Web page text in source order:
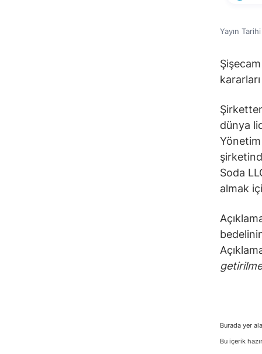
Yayın
kararları
dünya
Yönetim
Soda
almak
Burada yer
Bu içerik